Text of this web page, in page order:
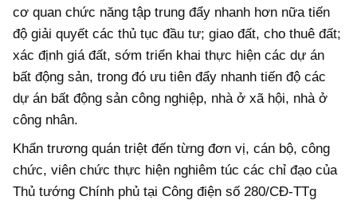
cơ quan chức năng tập trung đẩy nhanh hơn nữa tiến
độ giải quyết các thủ tục đầu tư; giao đất, cho thuê đất;
xác định giá đất, sớm triển khai thực hiện các dự án
bất động sản, trong đó ưu tiên đẩy nhanh tiến độ các
dự án bất động sản công nghiệp, nhà ở xã hội, nhà ở
công nhân.
Khẩn trương quán triệt đến từng đơn vị, cán bộ, công
chức, viên chức thực hiện nghiêm túc các chỉ đạo của
Thủ tướng Chính phủ tại Công điện số 280/CĐ-TTg